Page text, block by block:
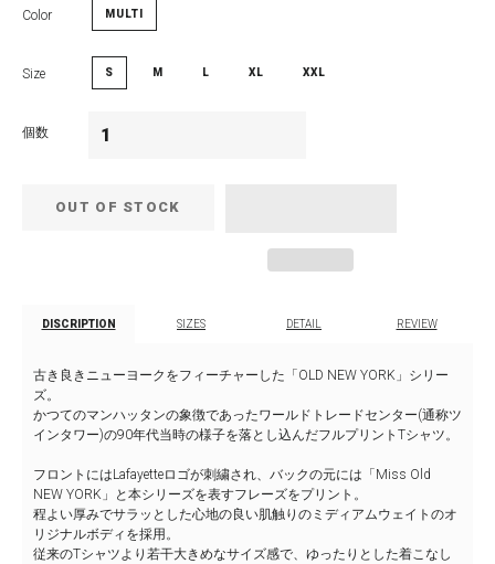
Color MULTI
Size S M L XL XXL
個数
OUT OF STOCK
DISCRIPTION SIZES DETAIL REVIEW
古き良きニューヨークをフィーチャーした「OLD NEW YORK」シリー
ズ。
かつてのマンハッタンの象徴であったワールドトレードセンター(通称ツ
インタワー)の90年代当時の様子を落とし込んだフルプリントTシャツ。
フロントにはLafayetteロゴが刺繍され、バックの元には「Miss Old
NEW YORK」と本シリーズを表すフレーズをプリント。
程よい厚みでサラッとした心地の良い肌触りのミディアムウェイトのオ
リジナルボディを採用。
従来のTシャツより若干大きめなサイズ感で、ゆったりとした着こなし